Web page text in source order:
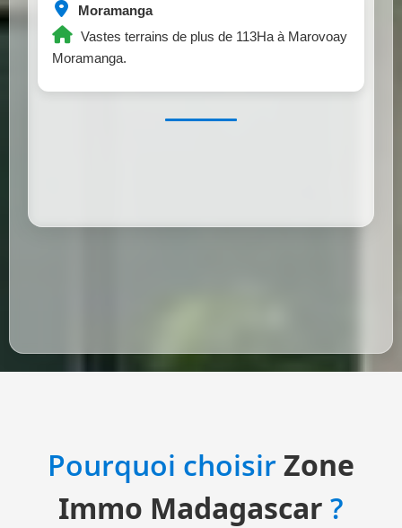
Moramanga
Vastes terrains de plus de 113Ha à Marovoay
Moramanga.
Pourquoi choisirZone
Immo Madagascar ?